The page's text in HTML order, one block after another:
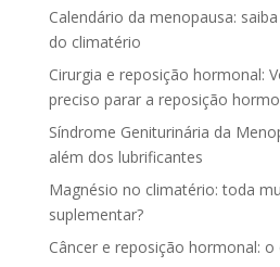
Calendário da menopausa:
do climatério
Cirurgia e reposição hormonal:
preciso parar a reposição
Síndrome Geniturinária da
além dos lubrificantes
Magnésio no climatério: toda
suplementar?
Câncer e reposição hormonal: o